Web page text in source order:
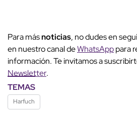
Para másnoticias, no dudes en
en nuestro canal deWhatsApppara
información. Te invitamos a
Newsletter.
TEMAS
Harfuch